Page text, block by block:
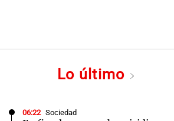
Lo último
06:22 Sociedad